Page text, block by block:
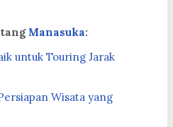
Manasuka:
untuk Touring Jarak
Wisata yang